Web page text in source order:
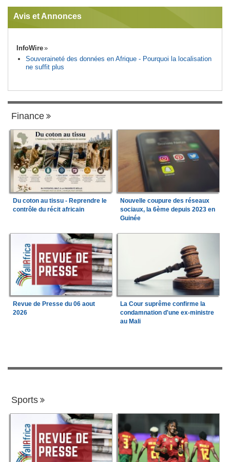
Avis et Annonces
InfoWire
Souveraineté des données en Afrique - Pourquoi la localisation
ne suffit plus
Finance
Du coton au tissu - Reprendre le
contrôle du récit africain
Nouvelle coupure des réseaux
sociaux, la 6ème depuis 2023 en
Guinée
Revue de Presse du 06 aout
2026
La Cour suprême confirme la
condamnation d'une ex-ministre
au Mali
Sports